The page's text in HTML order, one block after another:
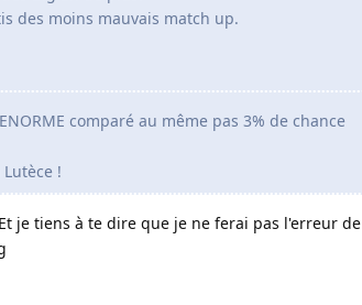
des moins mauvais match up.
comparé au même pas 3% de chance
!
je tiens à te dire que je ne ferai pas l'erreur de